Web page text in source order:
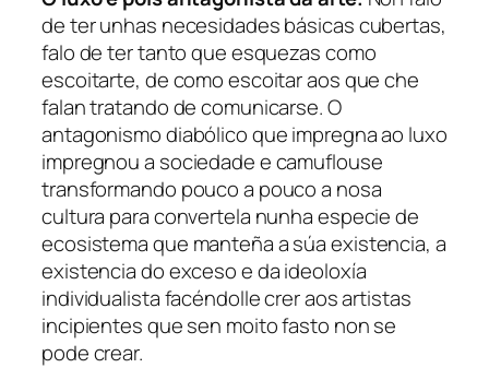
de ter unhas necesidades básicas cubertas,
falo de ter tanto que esquezas como
escoitarte, de como escoitar aos que che
falan tratando de comunicarse. O
antagonismo diabólico que impregna ao luxo
impregnou a sociedade e camuflouse
transformando pouco a pouco a nosa
cultura para convertela nunha especie de
ecosistema que manteña a súa existencia, a
existencia do exceso e da ideoloxía
individualista facéndolle crer aos artistas
incipientes que sen moito fasto non se
pode crear.